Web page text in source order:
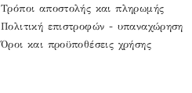
Τρόποι αποστολής και πληρωμής
Πολιτική επιστροφών - υπαναχώρηση
Όροι και προϋποθέσεις χρήσης